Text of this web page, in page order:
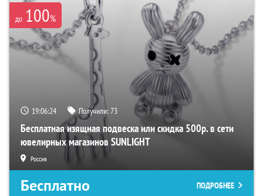
до 100%
19:06:23 Получили:73
Бесплатная изящная подвеска или скидка 500р. в сети
ювелирных магазинов SUNLIGHT
Россия
Бесплатно ПОДРОБНЕЕ